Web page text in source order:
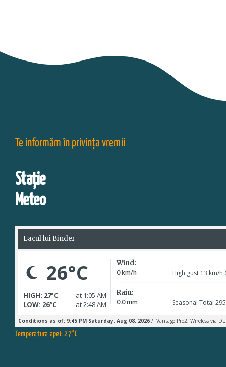
Te informăm în privința vremii
Stație
Meteo
Temperatura apei: 27°C